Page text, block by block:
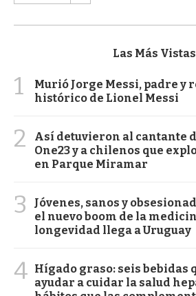
Las Más Vistas
1
Murió Jorge Messi, padre y
histórico de Lionel Messi
2
Así detuvieron al cantante
One23 y a chilenos que
en Parque Miramar
3
Jóvenes, sanos y
el nuevo boom de la
longevidad llega a Uruguay
4 Hígado graso: seis bebidas
ayudar a cuidar la salud